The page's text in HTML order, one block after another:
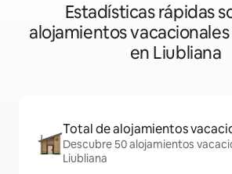
Estadísticas rápidas
alojamientos
en Liubliana
Total de alojamientos
Descubre 50 alojamientos
Liubliana